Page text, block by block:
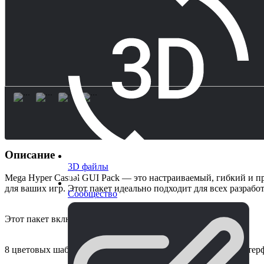
3D файлы
Сообщество
Описание
Mega Hyper Casual GUI Pack — это настраиваемый, гибкий и
для ваших игр. Этот пакет идеально подходит для всех
Этот пакет включает в себя:
8 цветовых шаблонов всех элементов пользовательского